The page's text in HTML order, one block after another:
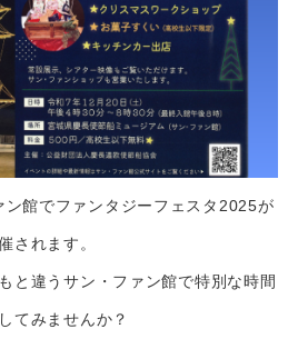
館でファンタジーフェスタ2025が
されます。
と違うサン・ファン館で特別な時間
てみませんか？